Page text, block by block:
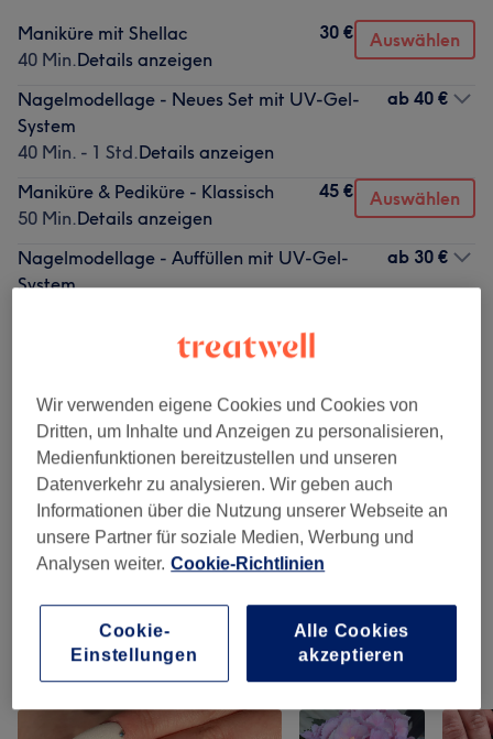
Maniküre mit Shellac
40 Min.Details anzeigen
30 € Auswählen
Nagelmodellage - Neues Set mit UV-Gel-
System
40 Min. - 1 Std.Details anzeigen
ab 40 €
Maniküre & Pediküre - Klassisch
50 Min.Details anzeigen
45 € Auswählen
Nagelmodellage - Auffüllen mit UV-Gel-
System
ab 30 €
Nagelmodellage - Auffüllen mit Pulver-Gel-
40 Min. - 50 Min.Details anzeigen
Alle Services
Maniküre & Pediküre (14) ab 7 €
Unsere Arbeit
Wir verwenden eigene Cookies und Cookies von
Dritten, um Inhalte und Anzeigen zu personalisieren,
Medienfunktionen bereitzustellen und unseren
Datenverkehr zu analysieren. Wir geben auch
Informationen über die Nutzung unserer Webseite an
unsere Partner für soziale Medien, Werbung und
Analysen weiter. Cookie-Richtlinien
Cookie-
Einstellungen
Alle Cookies
akzeptieren